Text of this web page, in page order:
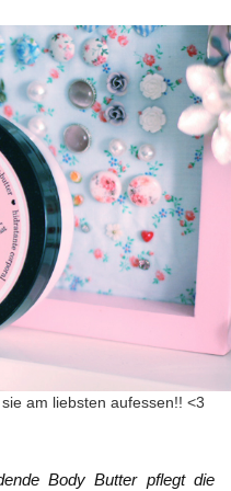
am liebsten aufessen!! <3
Body Butter pflegt die